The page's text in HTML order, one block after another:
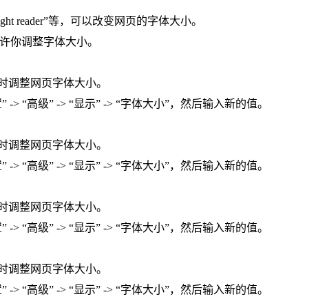
reader”等，可以改变网页的字体大小。
你调整字体大小。
调整网页字体大小。
“高级” -> “显示” -> “字体大小”，然后输入新的值。
调整网页字体大小。
“高级” -> “显示” -> “字体大小”，然后输入新的值。
调整网页字体大小。
“高级” -> “显示” -> “字体大小”，然后输入新的值。
调整网页字体大小。
“高级” -> “显示” -> “字体大小”，然后输入新的值。